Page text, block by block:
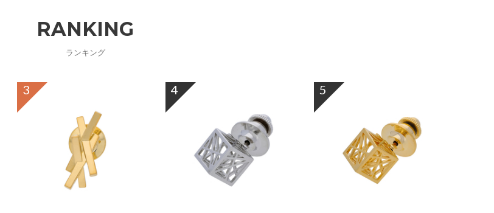
RANKING
ランキング
3 4 5